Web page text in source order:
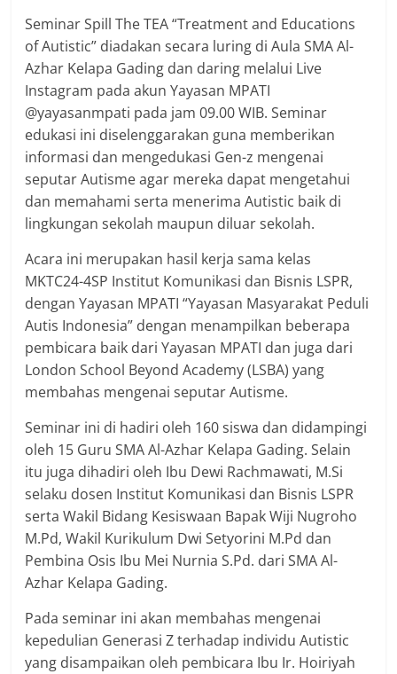
Seminar Spill The TEA “Treatment and Educations
of Autistic” diadakan secara luring di Aula SMA Al-
Azhar Kelapa Gading dan daring melalui Live
Instagram pada akun Yayasan MPATI
@yayasanmpati pada jam 09.00 WIB. Seminar
edukasi ini diselenggarakan guna memberikan
informasi dan mengedukasi Gen-z mengenai
seputar Autisme agar mereka dapat mengetahui
dan memahami serta menerima Autistic baik di
lingkungan sekolah maupun diluar sekolah.
Acara ini merupakan hasil kerja sama kelas
MKTC24-4SP Institut Komunikasi dan Bisnis LSPR,
dengan Yayasan MPATI “Yayasan Masyarakat Peduli
Autis Indonesia” dengan menampilkan beberapa
pembicara baik dari Yayasan MPATI dan juga dari
London School Beyond Academy (LSBA) yang
membahas mengenai seputar Autisme.
Seminar ini di hadiri oleh 160 siswa dan didampingi
oleh 15 Guru SMA Al-Azhar Kelapa Gading. Selain
itu juga dihadiri oleh Ibu Dewi Rachmawati, M.Si
selaku dosen Institut Komunikasi dan Bisnis LSPR
serta Wakil Bidang Kesiswaan Bapak Wiji Nugroho
M.Pd, Wakil Kurikulum Dwi Setyorini M.Pd dan
Pembina Osis Ibu Mei Nurnia S.Pd. dari SMA Al-
Azhar Kelapa Gading.
Pada seminar ini akan membahas mengenai
kepedulian Generasi Z terhadap individu Autistic
yang disampaikan oleh pembicara Ibu Ir. Hoiriyah